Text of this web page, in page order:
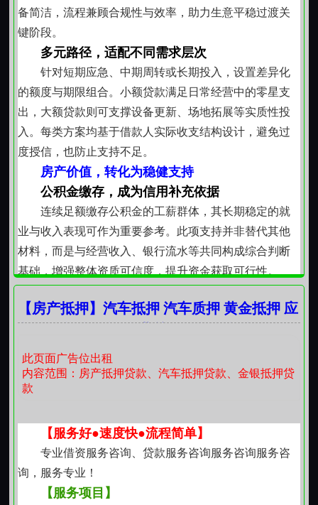
一致性，避免反复补件影响节奏。签约前充分说明资金
用途规范要求及后续配合事项，保障双方预期一致。
稳健支持，长期陪伴
并非一次性资金供给，而是着眼于经营主体的成长
轨迹。对履约良好、经营稳中有升的客户，在符合基本
条件前提下，可结合新阶段发展需要，探讨额度优化或
服务延伸可能。这种支持逻辑，源于对本地经济生态的
持续观察与对经营者实际能力的客观认可。
合规运作，边界清晰
所有操作严格遵循现行监管导向与行业规范，资金
流向限定于经营相关支出，如原材料采购、员工薪酬、
场地租金、物流运输及必要技术服务费用等。不介入非
经营性消费、投资性活动或债务置换类用途，确保每一
笔资金都沉淀于实体经济运行链条之中。
乌鲁木齐的街巷深处、园区厂房之内，无数经营者
正以踏实步伐拓展事业版图。一份契合实际、尊重规
律、响应及时的资金支持，应是助力其稳步前行的可靠
备简洁，流程兼顾合规性与效率，助力生意平稳过渡关
键阶段。
多元路径，适配不同需求层次
针对短期应急、中期周转或长期投入，设置差异化
的额度与期限组合。小额贷款满足日常经营中的零星支
出，大额贷款则可支撑设备更新、场地拓展等实质性投
入。每类方案均基于借款人实际收支结构设计，避免过
度授信，也防止支持不足。
房产价值，转化为稳健支持
公积金缴存，成为信用补充依据
连续足额缴存公积金的工薪群体，其长期稳定的就
业与收入表现可作为重要参考。此项支持并非替代其他
材料，而是与经营收入、银行流水等共同构成综合判断
基础，增强整体资质可信度，提升资金获取可行性。
当临时订单增加、突发维修支出或结算周期错位带
焦核心材料真实性与用途合理性，减少冗余环节，在资
料齐全前提下加快内部协同节奏，缩短从申请到可用的
时间跨度。
面向注册地在乌鲁木齐的企业客户，贷款安排兼顾
法人治理结构与实际经营特征。对有纳税记录、社保缴
纳、合同履约历史的主体，可结合上下游合作凭证、应
收账款情况等多维信息进行综合判断，支持范围覆盖运
【房产抵押】汽车抵押 汽车质押 黄金抵押 应
贷款服务咨询咨询
此页面广告位出租
内容范围：房产抵押贷款、汽车抵押贷款、金银抵押贷
款
【服务好●速度快●流程简单】
专业借资服务咨询、贷款服务咨询服务咨询服务咨
询，服务专业！
【服务项目】